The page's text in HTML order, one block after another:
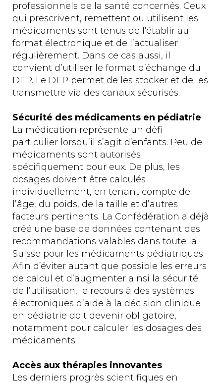
professionnels de la santé concernés. Ceux
qui prescrivent, remettent ou utilisent les
médicaments sont tenus de l’établir au
format électronique et de l’actualiser
régulièrement. Dans ce cas aussi, il
convient d’utiliser le format d’échange du
DEP. Le DEP permet de les stocker et de les
transmettre via des canaux sécurisés.
Sécurité des médicaments en pédiatrie
La médication représente un défi
particulier lorsqu’il s’agit d’enfants. Peu de
médicaments sont autorisés
spécifiquement pour eux. De plus, les
dosages doivent être calculés
individuellement, en tenant compte de
l’âge, du poids, de la taille et d’autres
facteurs pertinents. La Confédération a déjà
créé une base de données contenant des
recommandations valables dans toute la
Suisse pour les médicaments pédiatriques.
Afin d’éviter autant que possible les erreurs
de calcul et d’augmenter ainsi la sécurité
de l’utilisation, le recours à des systèmes
électroniques d’aide à la décision clinique
en pédiatrie doit devenir obligatoire,
notamment pour calculer les dosages des
médicaments.
Accès aux thérapies innovantes
Les derniers progrès scientifiques en